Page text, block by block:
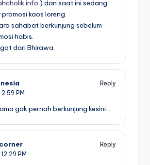
) dan saat ini sedang
kaos loreng.
sahabat berkunjung sebelum
habis.
dari Bhirawa.
Reply
2:59 PM
gak pernah berkunjung kesini…
Reply
12:29 PM